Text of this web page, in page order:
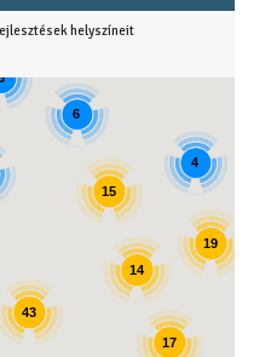
helyszíneit
17
43
19
15
4
6
14